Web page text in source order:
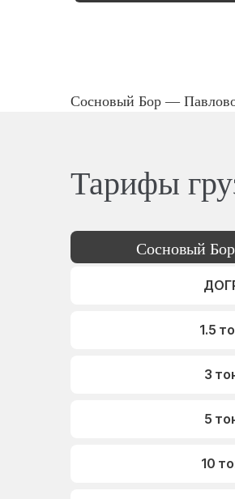
Сосновый Бор —
Тарифы
Сосновый
1.5
3
5
10